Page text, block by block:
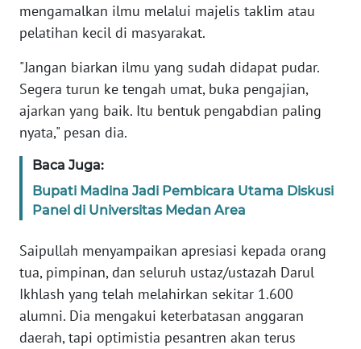
mengamalkan ilmu melalui majelis taklim atau
pelatihan kecil di masyarakat.
"Jangan biarkan ilmu yang sudah didapat pudar.
Segera turun ke tengah umat, buka pengajian,
ajarkan yang baik. Itu bentuk pengabdian paling
nyata," pesan dia.
Baca Juga:
Bupati Madina Jadi Pembicara Utama Diskusi
Panel di Universitas Medan Area
Saipullah menyampaikan apresiasi kepada orang
tua, pimpinan, dan seluruh ustaz/ustazah Darul
Ikhlash yang telah melahirkan sekitar 1.600
alumni. Dia mengakui keterbatasan anggaran
daerah, tapi optimistia pesantren akan terus
WN
SULTRA
WN
NTB
WN
WN
SULBAR
WN
BABEL
WN
SUMBAR